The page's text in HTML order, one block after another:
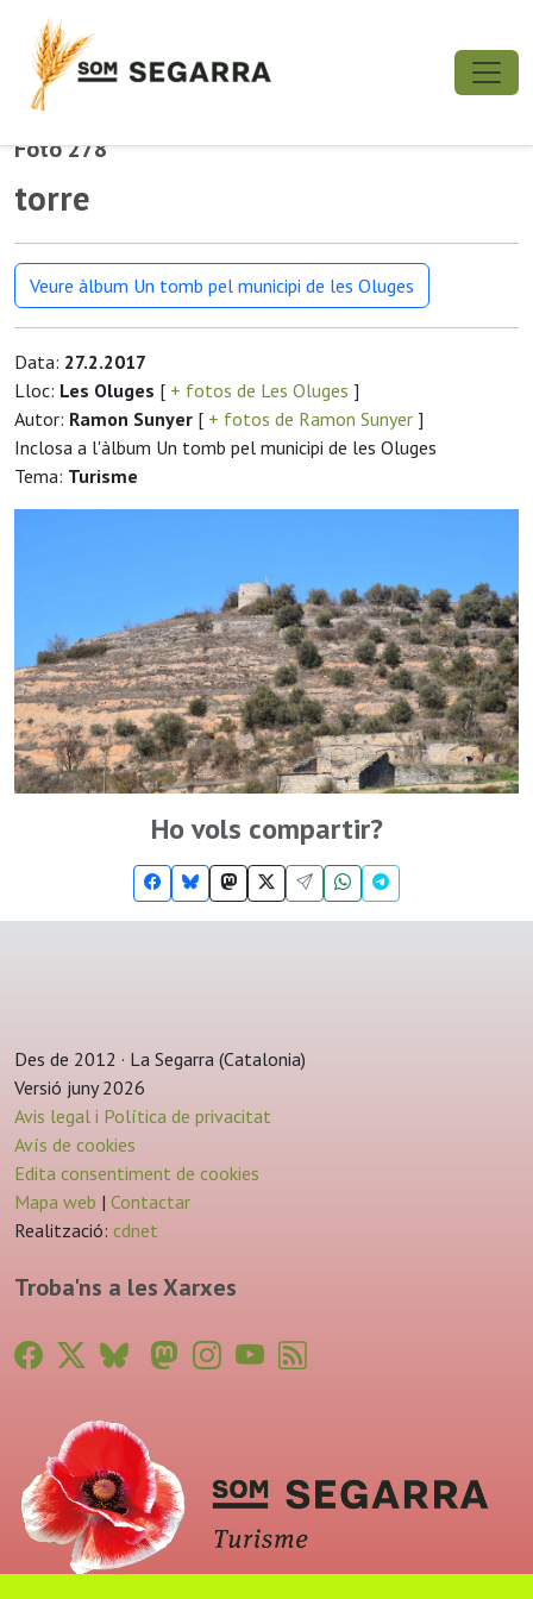
Foto 278
torre
Veure àlbum Un tomb pel municipi de les Oluges
Data: 27.2.2017
Lloc: Les Oluges [ + fotos de Les Oluges ]
Autor: Ramon Sunyer [ + fotos de Ramon Sunyer ]
Inclosa a l'àlbum Un tomb pel municipi de les Oluges
Tema: Turisme
Ho vols compartir?
Des de 2012 · La Segarra (Catalonia)
Versió juny 2026
Avis legal i Política de privacitat
Avís de cookies
Edita consentiment de cookies
Mapa web | Contactar
Realització: cdnet
Troba'ns a les Xarxes